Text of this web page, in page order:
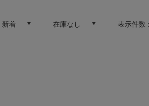
新着 在庫なし 表示件数 :